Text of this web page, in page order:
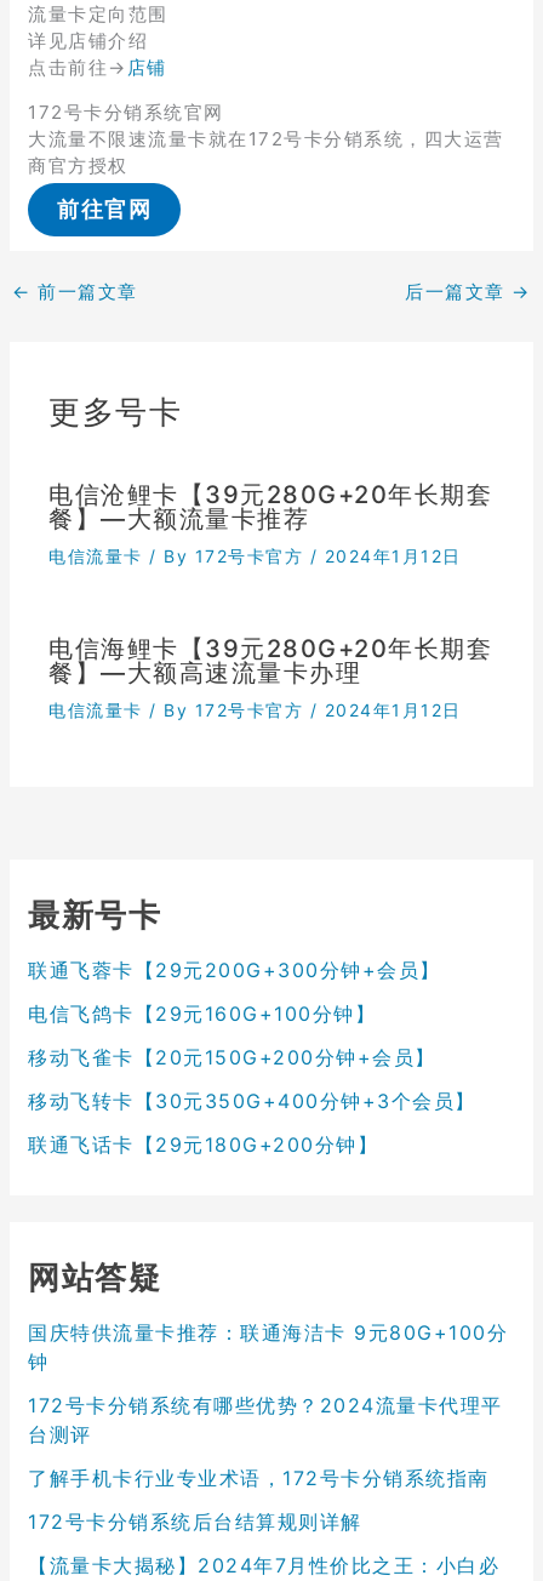
流量卡定向范围
详见店铺介绍
点击前往→ 店铺
172号卡分销系统官网
大流量不限速流量卡就在172号卡分销系统，四大运营
商官方授权
前往官网
← 前一篇文章 后一篇文章 →
更多号卡
电信沧鲤卡【39元280G+20年长期套
餐】—大额流量卡推荐
电信流量卡 / By 172号卡官方 / 2024年1月12日
电信海鲤卡【39元280G+20年长期套
餐】—大额高速流量卡办理
电信流量卡 / By 172号卡官方 / 2024年1月12日
最新号卡
联通飞蓉卡【29元200G+300分钟+会员】
电信飞鸽卡【29元160G+100分钟】
移动飞雀卡【20元150G+200分钟+会员】
移动飞转卡【30元350G+400分钟+3个会员】
联通飞话卡【29元180G+200分钟】
网站答疑
国庆特供流量卡推荐：联通海洁卡 9元80G+100分
钟
172号卡分销系统有哪些优势？2024流量卡代理平
台测评
了解手机卡行业专业术语，172号卡分销系统指南
172号卡分销系统后台结算规则详解
【流量卡大揭秘】2024年7月性价比之王：小白必